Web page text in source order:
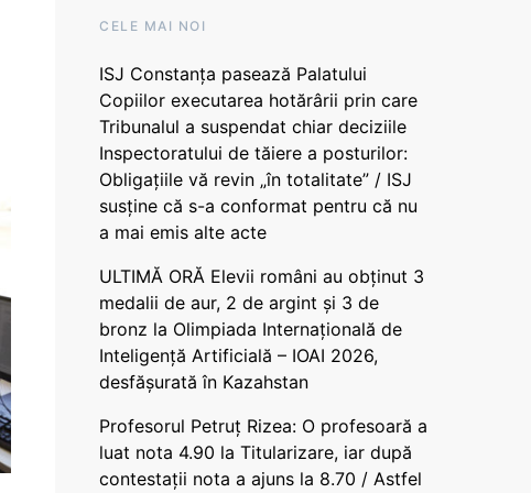
CELE MAI NOI
ISJ Constanța pasează Palatului
Copiilor executarea hotărârii prin care
Tribunalul a suspendat chiar deciziile
Inspectoratului de tăiere a posturilor:
Obligațiile vă revin „în totalitate” / ISJ
susține că s-a conformat pentru că nu
a mai emis alte acte
ULTIMĂ ORĂ Elevii români au obținut 3
medalii de aur, 2 de argint și 3 de
bronz la Olimpiada Internațională de
Inteligență Artificială – IOAI 2026,
desfășurată în Kazahstan
Profesorul Petruț Rizea: O profesoară a
luat nota 4.90 la Titularizare, iar după
contestații nota a ajuns la 8.70 / Astfel